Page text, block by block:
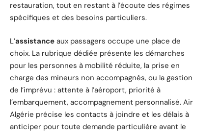
restauration, tout en restant à l’écoute des régimes
spécifiques et des besoins particuliers.
L’assistance aux passagers occupe une place de
choix. La rubrique dédiée présente les démarches
pour les personnes à mobilité réduite, la prise en
charge des mineurs non accompagnés, ou la gestion
de l’imprévu : attente à l’aéroport, priorité à
l’embarquement, accompagnement personnalisé. Air
Algérie précise les contacts à joindre et les délais à
anticiper pour toute demande particulière avant le